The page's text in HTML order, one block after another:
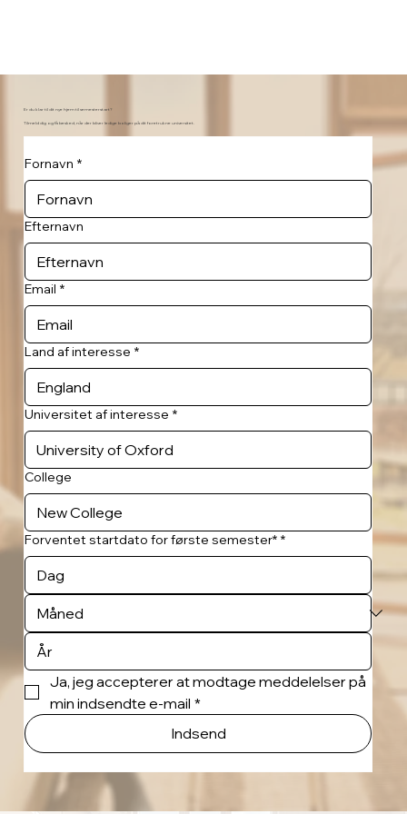
Er du klar til dit nye hjem til semesterstart?
Tilmeld dig og få besked, når der bliver ledige boliger på dit foretrukne universitet.
Fornavn *
Efternavn
Email *
Land af interesse *
Universitet af interesse *
College
Forventet startdato for første semester* *
Ja, jeg accepterer at modtage meddelelser på
min indsendte e-mail *
Indsend